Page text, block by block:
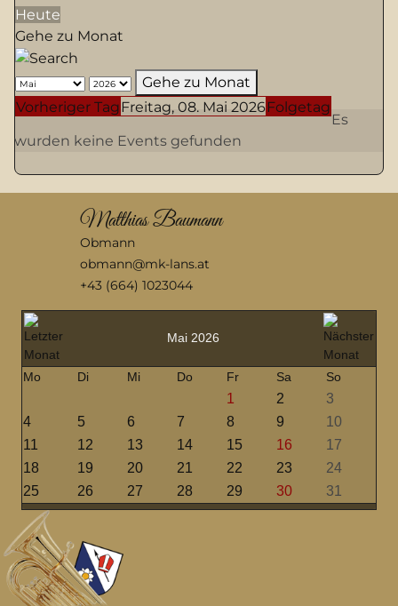
Heute
Gehe zu Monat
Gehe zu Monat
Vorheriger TagFreitag, 08. Mai 2026Folgetag
Es
wurden keine Events gefunden
Matthias Baumann
Obmann
obmann@mk-lans.at
+43 (664) 1023044
Mai 2026
Mo Di Mi Do Fr Sa So
1 2
3
4
5 6 7 8 9
10
11
12 13 14 15 16
17
18
19 20 21 22 23
24
25
26 27 28 29 30 31